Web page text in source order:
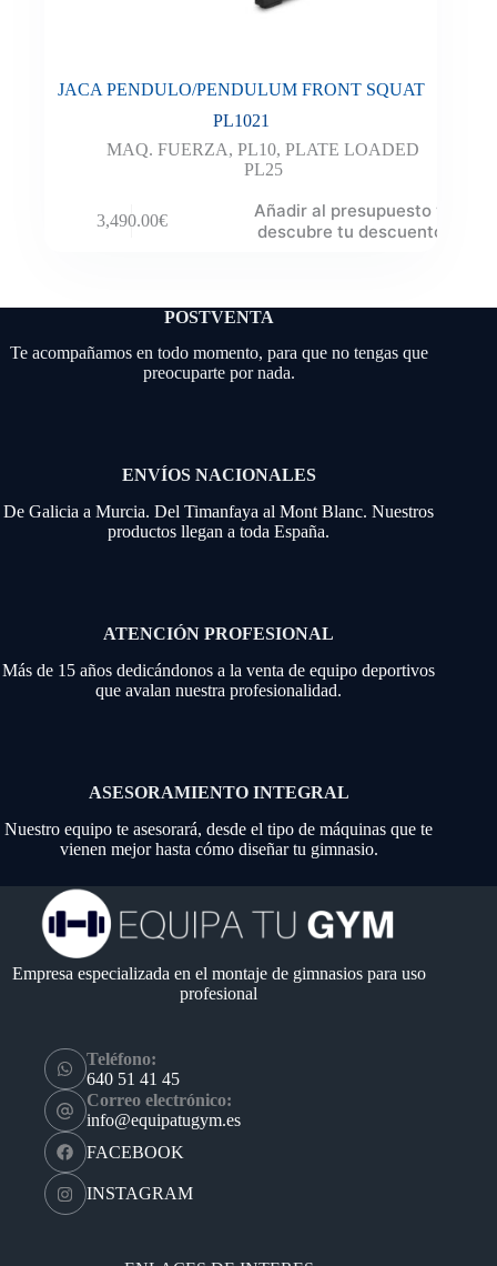
JACA PENDULO/PENDULUM FRONT SQUAT
PL1021
MAQ. FUERZA,PL10,PLATE LOADED
PL25
3,490.00€
Añadir al presupuesto y
descubre tu descuento
POSTVENTA
Te acompañamos en todo momento, para que no tengas que
preocuparte por nada.
ENVÍOS NACIONALES
De Galicia a Murcia. Del Timanfaya al Mont Blanc. Nuestros
productos llegan a toda España.
ATENCIÓN PROFESIONAL
Más de 15 años dedicándonos a la venta de equipo deportivos
que avalan nuestra profesionalidad.
ASESORAMIENTO INTEGRAL
Nuestro equipo te asesorará, desde el tipo de máquinas que te
vienen mejor hasta cómo diseñar tu gimnasio.
Empresa especializada en el montaje de gimnasios para uso
profesional
Teléfono:
640 51 41 45
Correo electrónico:
info@equipatugym.es
FACEBOOK
INSTAGRAM